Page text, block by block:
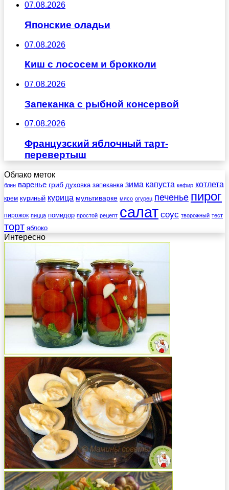
07.08.2026
Японские оладьи
07.08.2026
Киш с лососем и брокколи
07.08.2026
Запеканка с рыбной консервой
07.08.2026
Французский яблочный тарт-
перевертыш
Облако меток
блин варенье гриб духовка запеканка зима капуста кефир котлета
крем куриный курица мультиварке мясо огурец печенье пирог
пирожок пицца помидор простой рецепт салат соус творожный тест
торт яблоко
Интересно